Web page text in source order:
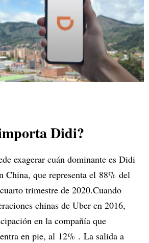
Didi?
exagerar cuán dominante es Didi
China, que representa el 88% del
trimestre de 2020.Cuando
chinas de Uber en 2016,
en la compañía que
en pie, al 12% . La salida a